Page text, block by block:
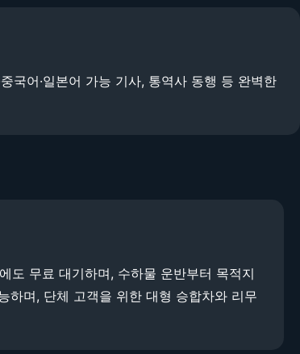
국어·일본어 가능 기사, 통역사 동행 등 완벽한
도 무료 대기하며, 수하물 운반부터 목적지
하며, 단체 고객을 위한 대형 승합차와 리무